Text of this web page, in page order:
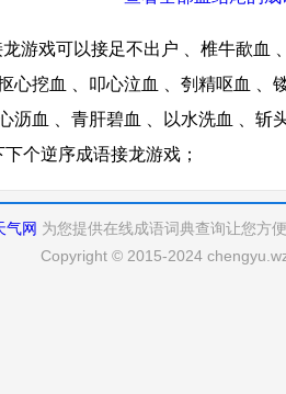
游戏可以接足不出户 、椎牛歃血
心挖血 、叩心泣血 、刳精呕血 、
沥血 、青肝碧血 、以水洗血 、斩
个逆序成语接龙游戏；
气网 为您提供在线成语词典查询让您方
Copyright © 2015-2024